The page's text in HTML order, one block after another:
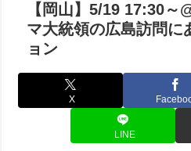
【岡山】5/19 17:30～
マ大統領の広島訪問に
ョン
X
LINE